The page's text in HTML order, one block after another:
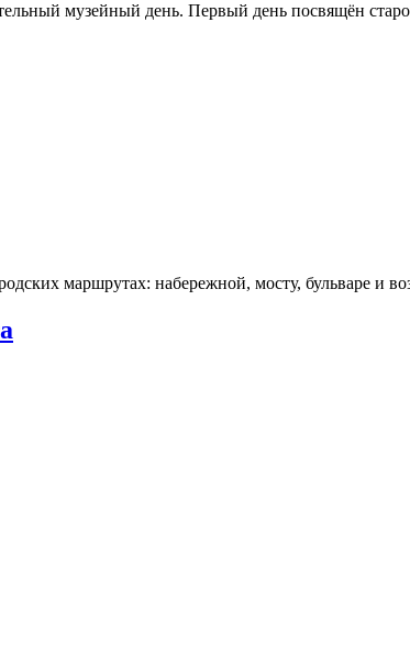
музейный день. Первый день посвящён
маршрутах: набережной, мосту, бульваре и